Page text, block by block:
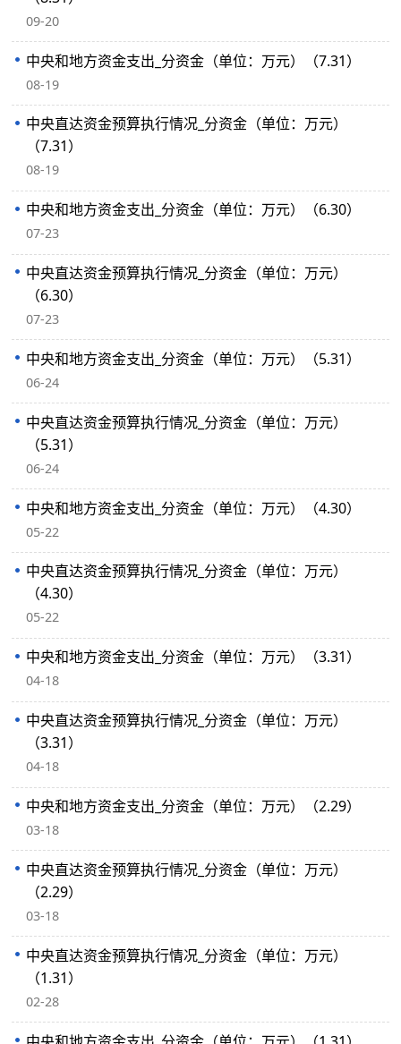
09-20
中央和地方资金支出_分资金（单位：万元）（7.31）
08-19
中央直达资金预算执行情况_分资金（单位：万元）
（7.31）
08-19
中央和地方资金支出_分资金（单位：万元）（6.30）
07-23
中央直达资金预算执行情况_分资金（单位：万元）
（6.30）
07-23
中央和地方资金支出_分资金（单位：万元）（5.31）
06-24
中央直达资金预算执行情况_分资金（单位：万元）
（5.31）
06-24
中央和地方资金支出_分资金（单位：万元）（4.30）
05-22
中央直达资金预算执行情况_分资金（单位：万元）
（4.30）
05-22
中央和地方资金支出_分资金（单位：万元）（3.31）
04-18
中央直达资金预算执行情况_分资金（单位：万元）
（3.31）
04-18
中央和地方资金支出_分资金（单位：万元）（2.29）
03-18
中央直达资金预算执行情况_分资金（单位：万元）
（2.29）
03-18
中央直达资金预算执行情况_分资金（单位：万元）
（1.31）
02-28